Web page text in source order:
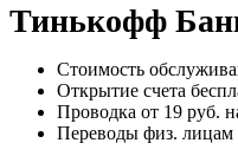
Тинькофф
Стоимость
Открытие счета
Проводка от 19 руб.
Переводы физ. лицам